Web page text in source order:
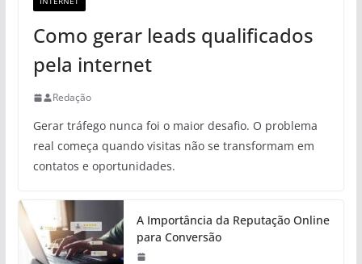
Como gerar leads qualificados
pela internet
Redação
Gerar tráfego nunca foi o maior desafio. O problema
real começa quando visitas não se transformam em
contatos e oportunidades.
A Importância da Reputação Online
para Conversão